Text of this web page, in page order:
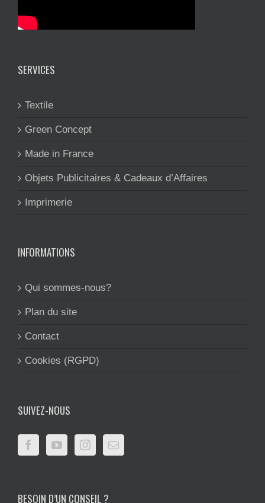
SERVICES
Textile
Green Concept
Made in France
Objets Publicitaires & Cadeaux d’Affaires
Imprimerie
INFORMATIONS
Qui sommes-nous?
Plan du site
Contact
Cookies (RGPD)
SUIVEZ-NOUS
BESOIN D’UN CONSEIL ?